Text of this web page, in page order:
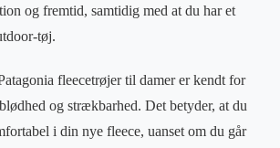
og fremtid, samtidig med at du har et
tøj.
fleecetrøjer til damer er kendt for
og strækbarhed. Det betyder, at du
i din nye fleece, uanset om du går